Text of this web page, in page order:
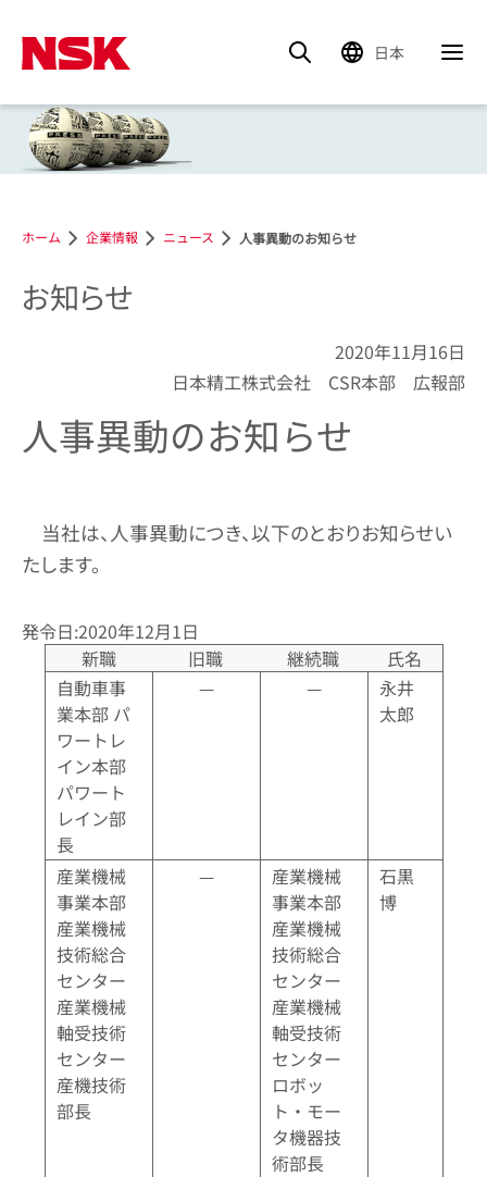
ホーム 企業情報 ニュース 人事異動のお知らせ
日本
お知らせ
2020年11月16日
日本精工株式会社 CSR本部 広報部
人事異動のお知らせ
当社は、人事異動につき、以下のとおりお知らせい
たします。
発令日:2020年12月1日
新職
旧職 継続職
氏名
自動車事
業本部 パ
ワートレ
イン本部
パワート
レイン部
長
— —
永井
太郎
産業機械
事業本部
産業機械
技術総合
センター
産業機械
軸受技術
センター
産機技術
部長
—
産業機械
事業本部
産業機械
技術総合
センター
産業機械
軸受技術
センター
ロボッ
ト・モー
タ機器技
術部長
石黒
博